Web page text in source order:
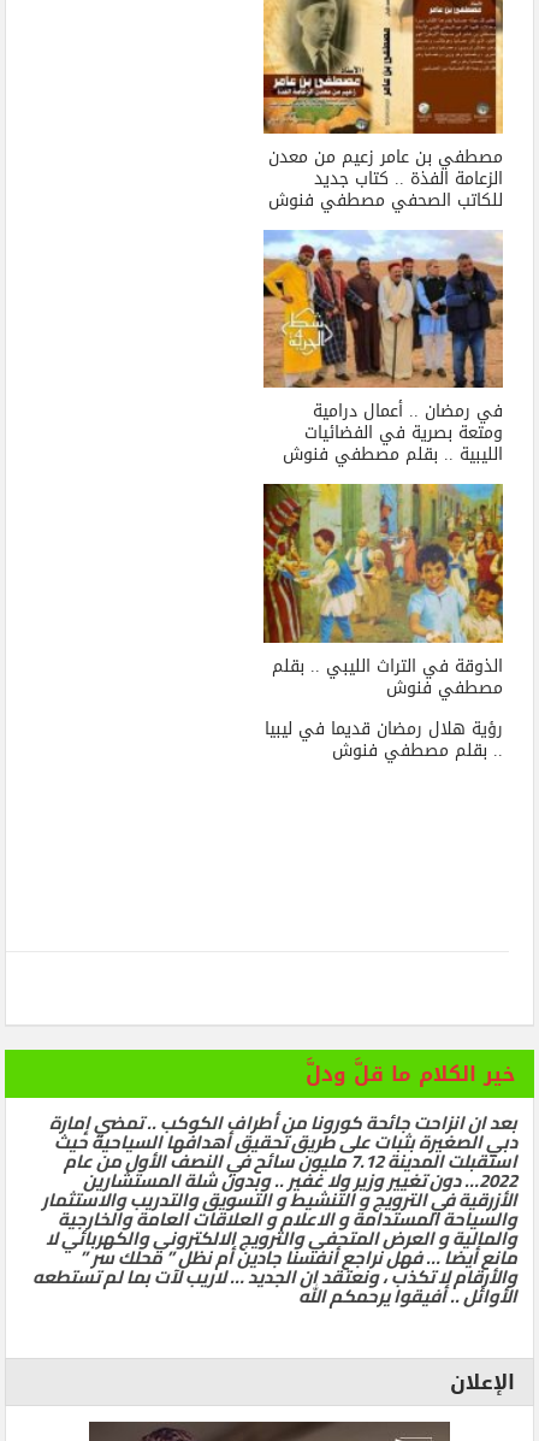
مصطفي بن عامر زعيم من معدن
الزعامة الفذة .. كتاب جديد
للكاتب الصحفي مصطفي فنوش
في رمضان .. أعمال درامية
ومتعة بصرية في الفضائيات
الليبية .. بقلم مصطفي فنوش
الذوقة في التراث الليبي .. بقلم
مصطفي فنوش
رؤية هلال رمضان قديما في ليبيا
.. بقلم مصطفي فنوش
خير الكلام ما قلَّ ودلَّ
بعد ان انزاحت جائحة كورونا من أطراف الكوكب .. تمضي إمارة
دبي الصغيرة بثبات على طريق تحقيق أهدافها السياحية حيث
استقبلت المدينة 7.12 مليون سائح في النصف الأول من عام
2022… دون تغيير وزير ولا غفير .. وبدون شلة المستشارين
الأزرقية في الترويج و التنشيط و التسويق والتدريب والاستثمار
والسياحة المستدامة و الاعلام و العلاقات العامة والخارجية
والمالية و العرض المتحفي والترويج الالكتروني والكهربائي لا
مانع أيضا … فهل نراجع أنفسنا جادين أم نظل ” محلك سر ”
والأرقام لا تكذب ، ونعتقد ان الجديد … لاريب لآت بما لم تستطعه
الأوائل .. أفيقوا يرحمكم الله
الإعلان